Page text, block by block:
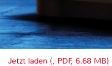
Jetzt laden (, PDF, 6.68 MB)